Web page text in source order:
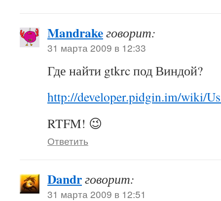
Mandrakeговорит:
31 марта 2009 в 12:33
Где найти gtkrc под Виндой?
http://developer.pidgin.im/wiki/
RTFM! 😉
Ответить
Dandrговорит:
31 марта 2009 в 12:51